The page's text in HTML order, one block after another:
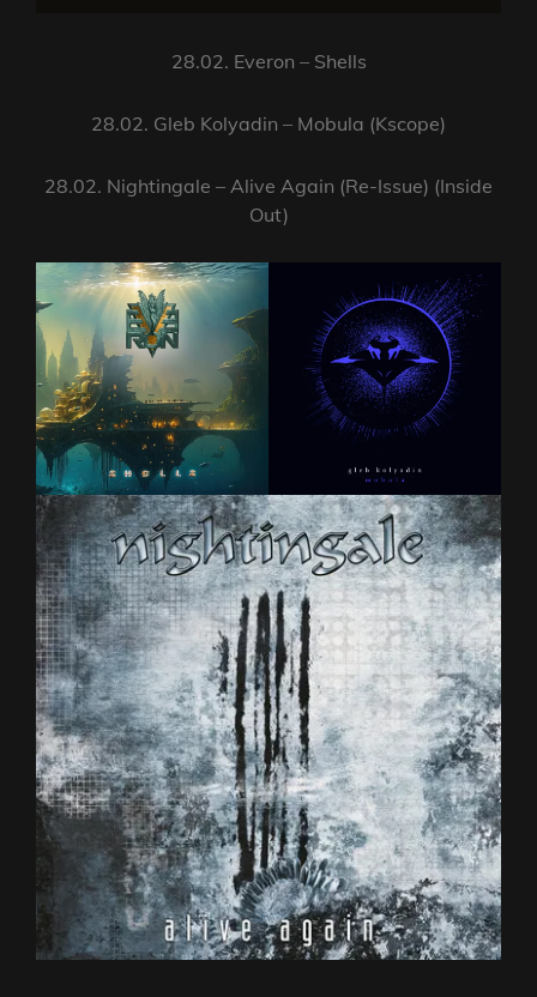
28.02. Everon – Shells
28.02. Gleb Kolyadin – Mobula (Kscope)
28.02. Nightingale – Alive Again (Re-Issue) (Inside
Out)